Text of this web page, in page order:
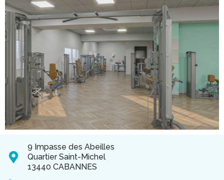
9 Impasse des Abeilles
Quartier Saint-Michel
13440 CABANNES